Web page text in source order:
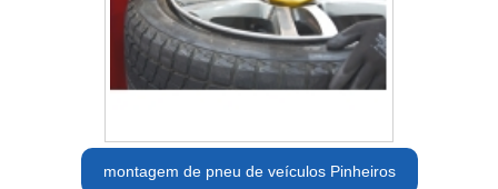
montagem de pneu de veículos Pinheiros